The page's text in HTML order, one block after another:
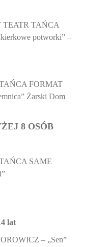
TEATR TAŃCA
potworki” –
FORMAT
Żarski Dom
8 OSÓB
SAME
lat
– „Sen”